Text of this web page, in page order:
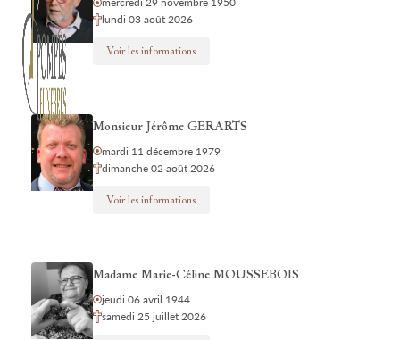
lundi 03 août 2026
Voir les informations
Monsieur Jérôme GERARTS
mardi 11 décembre 1979
dimanche 02 août 2026
Voir les informations
Madame Marie-Céline MOUSSEBOIS
jeudi 06 avril 1944
samedi 25 juillet 2026